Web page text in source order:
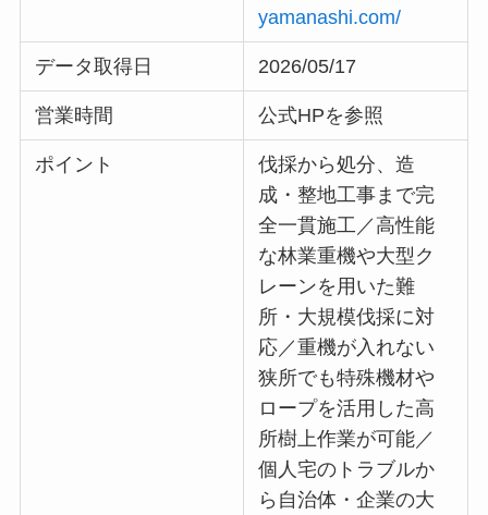
yamanashi.com/
データ取得日 2026/05/17
営業時間 公式HPを参照
ポイント
伐採から処分、造
成・整地工事まで完
全一貫施工／高性能
な林業重機や大型ク
レーンを用いた難
所・大規模伐採に対
応／重機が入れない
狭所でも特殊機材や
ロープを活用した高
所樹上作業が可能／
個人宅のトラブルか
ら自治体・企業の大